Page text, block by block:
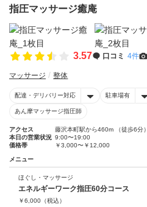
指圧マッサージ癒庵
3.57 口コミ 4件
マッサージ 整体
配達・デリバリー対応 駐車場有
あん摩マッサージ指圧師
アクセス
藤沢本町駅から460m （徒歩6分）
本日の営業状況 9:00〜19:00
価格帯
￥3,000〜￥12,000
メニュー
ほぐし・マッサージ
エネルギーワーク指圧60分コース
￥6,000 （税込）